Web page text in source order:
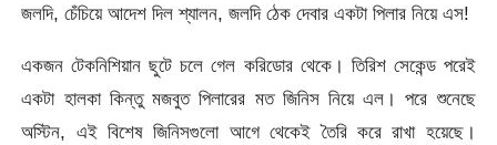
জলদি, চেঁচিয়ে আদেশ দিল শ্যালন, জলদি ঠেক দেবার একটা পিলার নিয়ে এস!
একজন টেকনিশিয়ান ছুটে চলে গেল করিডোর থেকে। তিরিশ সেকেন্ড পরেই
একটা হালকা কিন্তু মজবুত পিলারের মত জিনিস নিয়ে এল। পরে শুনেছে
অস্টিন, এই বিশেষ জিনিসগুলো আগে থেকেই তৈরি করে রাখা হয়েছে।